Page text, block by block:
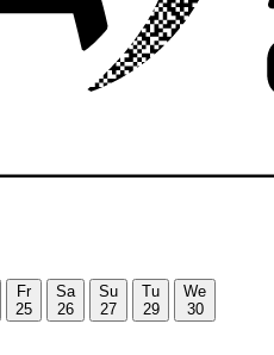
Fr
25
Sa
26
Su
27
Tu
29
We
30